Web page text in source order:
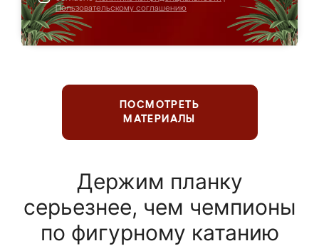
Пользовательскому соглашению
ПОСМОТРЕТЬ
МАТЕРИАЛЫ
Держим планку
серьезнее, чем чемпионы
по фигурному катанию